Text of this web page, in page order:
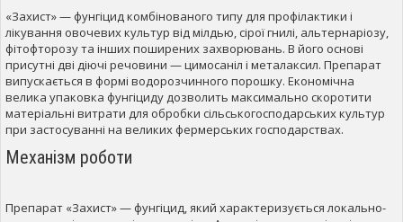
«Захист» — фунгіцид комбінованого типу для профілактики і
лікування овочевих культур від мілдью, сірої гнилі, альтернаріозу,
фітофторозу та інших поширених захворювань. В його основі
присутні дві діючі речовини — цимосаніл і металаксил. Препарат
випускається в формі водорозчинного порошку. Економічна
велика упаковка фунгіциду дозволить максимально скоротити
матеріальні витрати для обробки сільськогосподарських культур
при застосуванні на великих фермерських господарствах.
Механізм роботи
Препарат «Захист» — фунгіцид, який характеризується локально-